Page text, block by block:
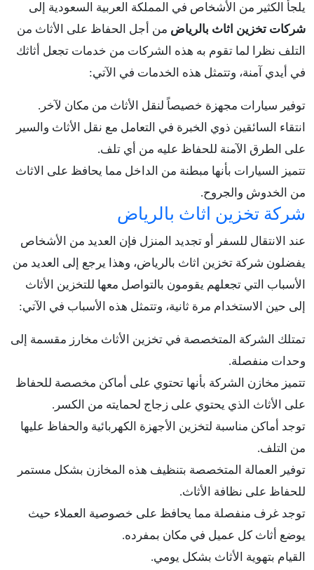
يلجأ الكثير من الأشخاص في المملكة العربية السعودية إلى
شركات تخزين اثاث بالرياض من أجل الحفاظ على الأثاث من
التلف نظرا لما تقوم به هذه الشركات من خدمات تجعل أثاثك
في أيدي آمنة، وتتمثل هذه الخدمات في الآتي:
توفير سيارات مجهزة خصيصاً لنقل الأثاث من مكان لآخر.
انتقاء السائقين ذوي الخبرة في التعامل مع نقل الأثاث والسير
على الطرق الآمنة للحفاظ عليه من أي تلف.
تتميز السيارات بأنها مبطنة من الداخل مما يحافظ على الاثاث
من الخدوش والجروح.
شركة تخزين اثاث بالرياض
عند الانتقال للسفر أو تجديد المنزل فإن العديد من الأشخاص
يفضلون شركة تخزين اثاث بالرياض، وهذا يرجع إلى العديد من
الأسباب التي تجعلهم يقومون بالتواصل معها للتخزين الأثاث
إلى حين الاستخدام مرة ثانية، وتتمثل هذه الأسباب في الآتي:
تمتلك الشركة المتخصصة في تخزين الأثاث مخارز مقسمة إلى
وحدات منفصلة.
تتميز مخازن الشركة بأنها تحتوي على أماكن مخصصة للحفاظ
على الأثاث الذي يحتوي على زجاج لحمايته من الكسر.
توجد أماكن مناسبة لتخزين الأجهزة الكهربائية والحفاظ عليها
من التلف.
توفير العمالة المتخصصة بتنظيف هذه المخازن بشكل مستمر
للحفاظ على نظافة الأثاث.
توجد غرف منفصلة مما يحافظ على خصوصية العملاء حيث
يوضع أثاث كل عميل في مكان بمفرده.
القيام بتهوية الأثاث بشكل يومي.